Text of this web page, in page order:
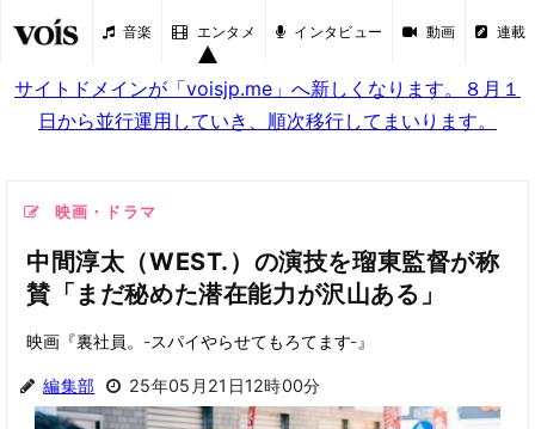
音楽 エンタメ インタビュー 動画 連載
サイトドメインが「voisjp.me」へ新しくなります。８月１
日から並行運用していき、順次移行してまいります。
映画・ドラマ
中間淳太（WEST.）の演技を瑠東監督が称
賛「まだ秘めた潜在能力が沢山ある」
映画『裏社員。-スパイやらせてもろてます‐』
編集部 25年05月21日12時00分